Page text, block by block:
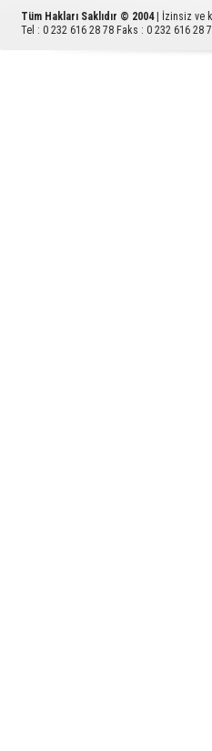
Tüm Hakları Saklıdır © 2004
| İzinsiz ve
Tel : 0 232 616 28 78 Faks : 0 232 616 28